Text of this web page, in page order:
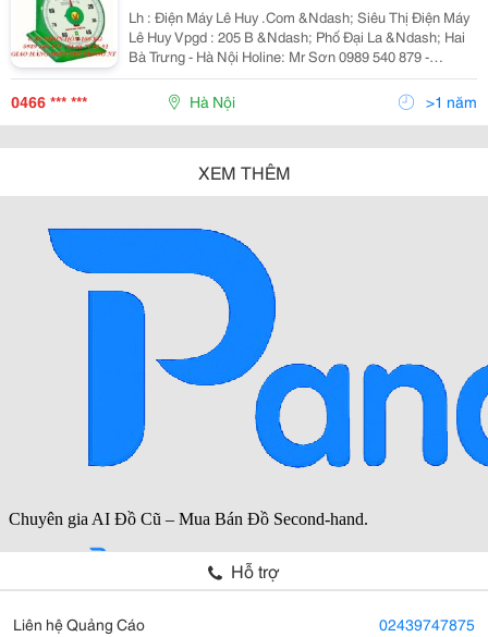
Lh : Điện Máy Lê Huy .Com &Ndash; Siêu Thị Điện Máy
Lê Huy Vpgd : 205 B &Ndash; Phố Đại La &Ndash; Hai
Bà Trưng - Hà Nội Holine: Mr Sơn 0989 540 879 -
04.66.71.81.91 &Ndash; Fax: 04.35.15.44.20 Email
0466 *** *** Hà Nội >1 năm
XEM THÊM
Hỗ trợ
Liên hệ Quảng Cáo 02439747875